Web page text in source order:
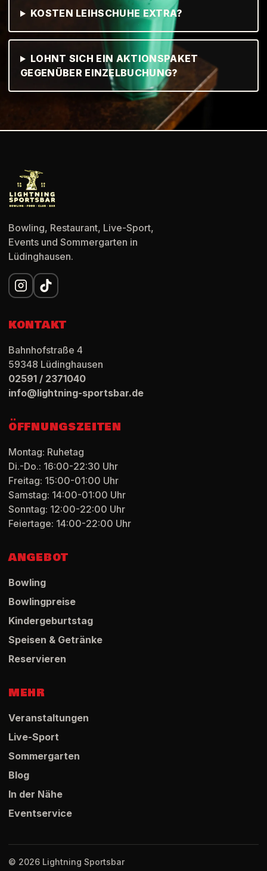
KOSTEN LEIHSCHUHE EXTRA?
LOHNT SICH EIN AKTIONSPAKET
GEGENÜBER EINZELBUCHUNG?
Bowling, Restaurant, Live-Sport,
Events und Sommergarten in
Lüdinghausen.
KONTAKT
Bahnhofstraße 4
59348 Lüdinghausen
02591 / 2371040
info@lightning-sportsbar.de
ÖFFNUNGSZEITEN
Montag: Ruhetag
Di.-Do.: 16:00-22:30 Uhr
Freitag: 15:00-01:00 Uhr
Samstag: 14:00-01:00 Uhr
Sonntag: 12:00-22:00 Uhr
Feiertage: 14:00-22:00 Uhr
ANGEBOT
Bowling
Bowlingpreise
Kindergeburtstag
Speisen & Getränke
Reservieren
MEHR
Veranstaltungen
Live-Sport
Sommergarten
Blog
In der Nähe
Eventservice
© 2026 Lightning Sportsbar